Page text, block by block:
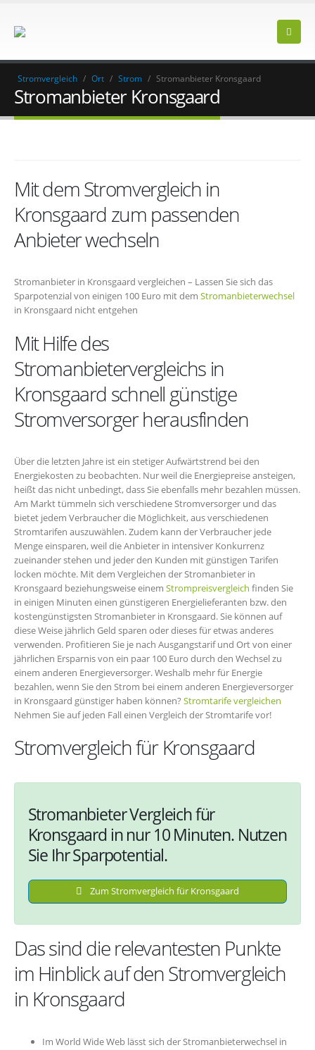
Stromvergleich / Ort / Strom / Stromanbieter Kronsgaard
Stromanbieter Kronsgaard
Mit dem Stromvergleich in
Kronsgaard zum passenden
Anbieter wechseln
Stromanbieter in Kronsgaard vergleichen – Lassen Sie sich das
Sparpotenzial von einigen 100 Euro mit dem Stromanbieterwechsel
in Kronsgaard nicht entgehen
Mit Hilfe des
Stromanbietervergleichs in
Kronsgaard schnell günstige
Stromversorger herausfinden
Über die letzten Jahre ist ein stetiger Aufwärtstrend bei den
Energiekosten zu beobachten. Nur weil die Energiepreise ansteigen,
heißt das nicht unbedingt, dass Sie ebenfalls mehr bezahlen müssen.
Am Markt tümmeln sich verschiedene Stromversorger und das
bietet jedem Verbraucher die Möglichkeit, aus verschiedenen
Stromtarifen auszuwählen. Zudem kann der Verbraucher jede
Menge einsparen, weil die Anbieter in intensiver Konkurrenz
zueinander stehen und jeder den Kunden mit günstigen Tarifen
locken möchte. Mit dem Vergleichen der Stromanbieter in
Kronsgaard beziehungsweise einem Strompreisvergleich finden Sie
in einigen Minuten einen günstigeren Energielieferanten bzw. den
kostengünstigsten Stromanbieter in Kronsgaard. Sie können auf
diese Weise jährlich Geld sparen oder dieses für etwas anderes
verwenden. Profitieren Sie je nach Ausgangstarif und Ort von einer
jährlichen Ersparnis von ein paar 100 Euro durch den Wechsel zu
einem anderen Energieversorger. Weshalb mehr für Energie
bezahlen, wenn Sie den Strom bei einem anderen Energieversorger
in Kronsgaard günstiger haben können? Stromtarife vergleichen
Nehmen Sie auf jeden Fall einen Vergleich der Stromtarife vor!
Stromvergleich für Kronsgaard
Stromanbieter Vergleich für
Kronsgaard in nur 10 Minuten. Nutzen
Sie Ihr Sparpotential.
Zum Stromvergleich für Kronsgaard
Das sind die relevantesten Punkte
im Hinblick auf den Stromvergleich
in Kronsgaard
Im World Wide Web lässt sich der Stromanbieterwechsel in